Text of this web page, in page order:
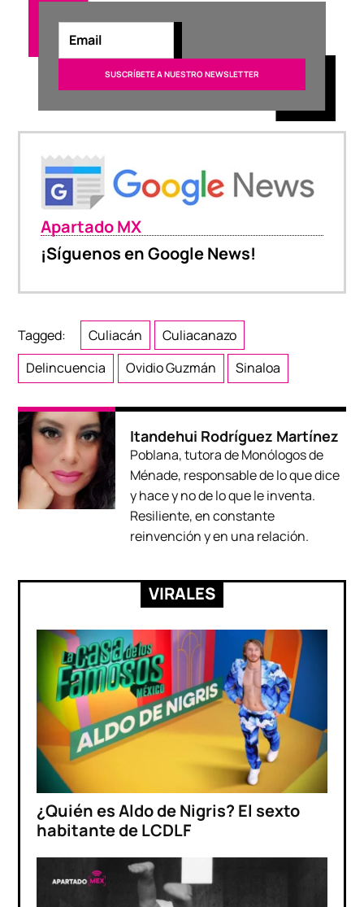
Apartado MX
¡Síguenos en Google News!
Tagged: Culiacán
Culiacanazo
Delincuencia
Ovidio Guzmán Sinaloa
Itandehui Rodríguez Martínez
Poblana, tutora de Monólogos de
Ménade, responsable de lo que dice
y hace y no de lo que le inventa.
Resiliente, en constante
reinvención y en una relación.
VIRALES
¿Quién es Aldo de Nigris? El sexto
habitante de LCDLF